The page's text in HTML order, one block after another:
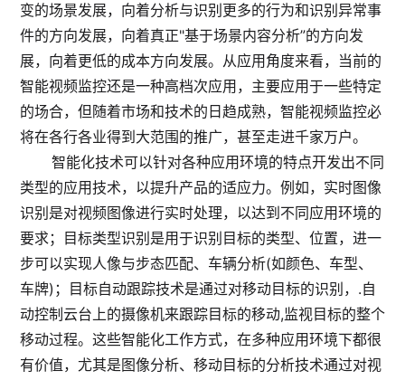
变的场景发展，向着分析与识别更多的行为和识别异常事
件的方向发展，向着真正"基于场景内容分析”的方向发
展，向着更低的成本方向发展。从应用角度来看，当前的
智能视频监控还是一种高档次应用，主要应用于一些特定
的场合，但随着市场和技术的日趋成熟，智能视频监控必
将在各行各业得到大范围的推广，甚至走进千家万户。
智能化技术可以针对各种应用环境的特点开发出不同
类型的应用技术，以提升产品的适应力。例如，实时图像
识别是对视频图像进行实时处理，以达到不同应用环境的
要求；目标类型识别是用于识别目标的类型、位置，进一
步可以实现人像与步态匹配、车辆分析(如颜色、车型、
车牌)；目标自动跟踪技术是通过对移动目标的识别，.自
动控制云台上的摄像机来跟踪目标的移动,监视目标的整个
移动过程。这些智能化工作方式，在多种应用环境下都很
有价值，尤其是图像分析、移动目标的分析技术通过对视